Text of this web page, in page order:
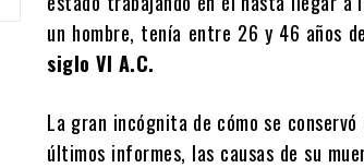
un hombre, tenía entre 26 y 46 años
siglo VI A.C.
La gran incógnita de cómo se
últimos informes, las causas de su